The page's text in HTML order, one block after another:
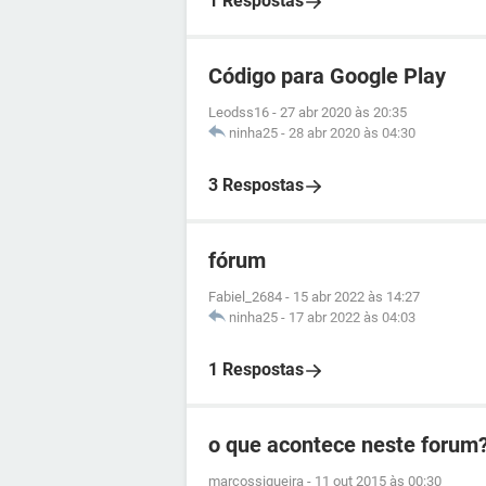
Código para Google Play
Leodss16 - 27 abr 2020 às 20:35
ninha25 - 28 abr 2020 às 04:30
3 Respostas
fórum
Fabiel_2684 - 15 abr 2022 às 14:27
ninha25 - 17 abr 2022 às 04:03
1 Respostas
o que acontece neste
marcossiqueira - 11 out 2015 às 00:30